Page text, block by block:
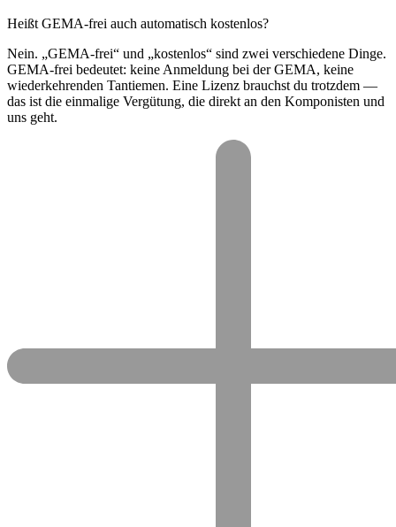
Heißt GEMA-frei auch automatisch kostenlos?
Nein. „GEMA-frei“ und „kostenlos“ sind zwei verschiedene Dinge.
GEMA-frei bedeutet: keine Anmeldung bei der GEMA, keine
wiederkehrenden Tantiemen. Eine Lizenz brauchst du trotzdem —
das ist die einmalige Vergütung, die direkt an den Komponisten und
uns geht.